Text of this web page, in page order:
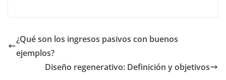
b
o
o
er di e
n
s
p
p
ti
¿Qué son los ingresos pasivos con buenos
ejemplos?
Diseño regenerativo: Definición y objetivos